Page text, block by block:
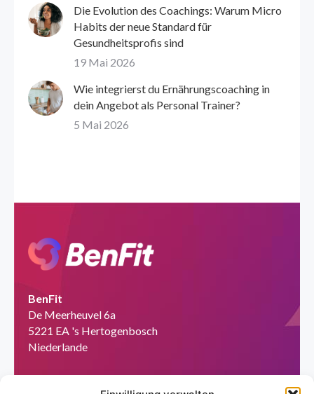
Die Evolution des Coachings: Warum Micro
Habits der neue Standard für
Gesundheitsprofis sind
19 Mai 2026
Wie integrierst du Ernährungscoaching in
dein Angebot als Personal Trainer?
5 Mai 2026
BenFit
De Meerheuvel 6a
5221 EA 's Hertogenbosch
Niederlande
Tel:+49 151 58727280